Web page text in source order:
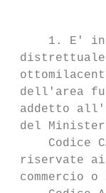
1. E'
dell'area
addetto
del
Codice
riservate ai